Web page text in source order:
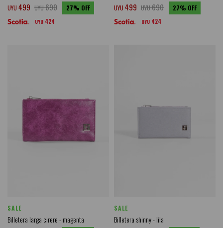
UYU 499 UYU690 27
UYU 424
UYU 499 UYU690 27
UYU 424
SALE
Billetera larga cirere - magenta
SALE
Billetera shinny - lila